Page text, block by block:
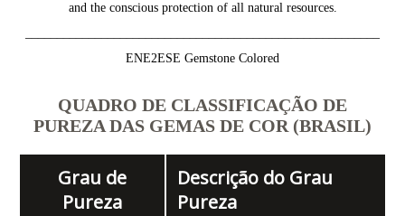
and the conscious protection of all natural resources.
ENE2ESE Gemstone Colored
QUADRO DE CLASSIFICAÇÃO DE
PUREZA DAS GEMAS DE COR (BRASIL)
Grau de
Pureza
Descrição do Grau
Pureza